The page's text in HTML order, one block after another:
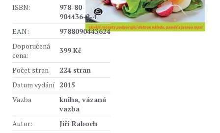
ISBN:
978-80-
904436-2-4
EAN:
9788090443624
Doporučená
cena:
399 Kč
Počet stran
224 stran
Datum vydání 2015
Vazba
kniha, vázaná
vazba
Autor:
Jiří Raboch